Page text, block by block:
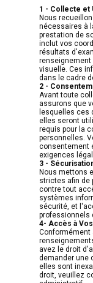
1 - Collecte et
Nous
nécessaires à
prestation de
inclut vos
résultats
renseignement
visuelle. Ces
dans le cadre
2 -
Avant toute
assurons que
lesquelles ces
elles seront
requis pour la
personnelles.
consentement
exigences
3 -
Nous mettons
strictes afin de
contre tout
systèmes
sécurité, et
professionnels
4- Accès à
Conformément
avez le droit
demander une
elles sont
droit, veuillez